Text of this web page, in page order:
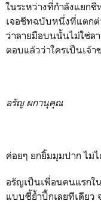
ในระหว่างที่กำลังแยก
เจอชีทฉบับหนึ่งที่แตกต่
ว่าลายมือบนนั้นไม่ใช่ล
ตอบแล้วว่าใครเป็นเจ้
อรัญ ผกานุคุณ
ค่อยๆ ยกยิ้มมุมปาก ไม่
อรัญเป็นเพื่อนคนแรกใ
แบบซี้ย้ำปึ้กเลยทีเดียว